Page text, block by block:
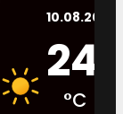
10.08.2026.
24
°C